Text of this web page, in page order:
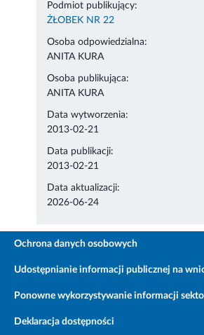
Podmiot publikujący:
ŻŁOBEK NR 22
Osoba odpowiedzialna:
ANITA KURA
Osoba publikująca:
ANITA KURA
Data wytworzenia:
2013-02-21
Data publikacji:
2013-02-21
Data aktualizacji:
2026-06-24
Ochrona danych osobowych
Udostępnianie informacji publicznej na
Ponowne wykorzystywanie informacji
Deklaracja dostępności